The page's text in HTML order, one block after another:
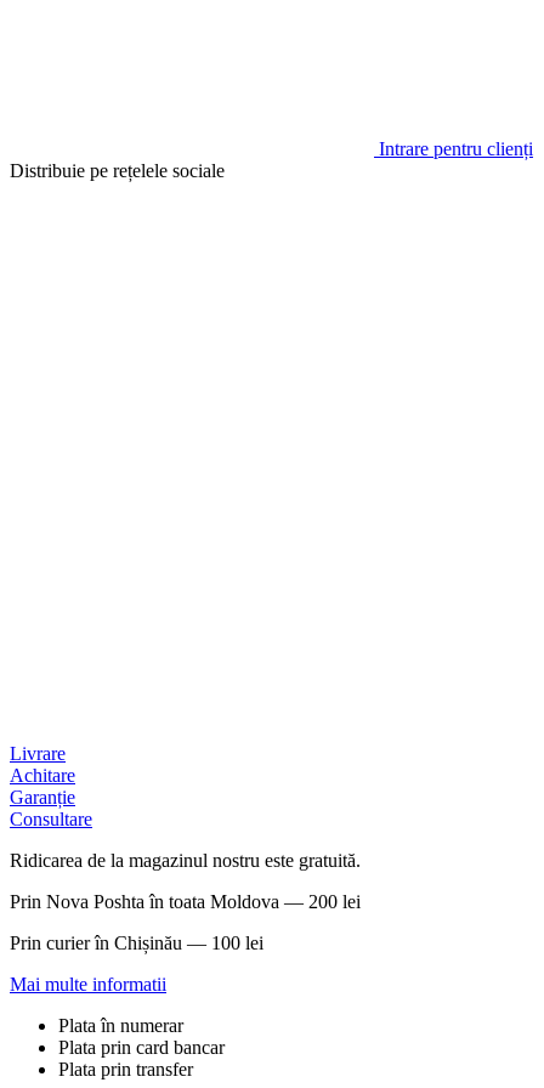
Intrare pentru clienți
Distribuie pe rețelele sociale
Livrare
Achitare
Garanție
Consultare
Ridicarea de la magazinul nostru este gratuită.
Prin Nova Poshta în toata Moldova — 200 lei
Prin curier în Chișinău — 100 lei
Mai multe informatii
Plata în numerar
Plata prin card bancar
Plata prin transfer